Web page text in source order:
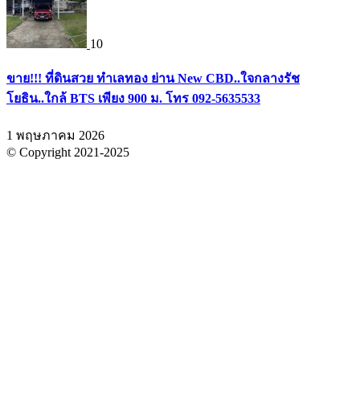
10
ขาย!!! ที่ดินสวย ทำเลทอง ย่าน New CBD..ใจกลางรัช
โยธิน..ใกล้ BTS เพียง 900 ม. โทร 092-5635533
1 พฤษภาคม 2026
© Copyright 2021-2025